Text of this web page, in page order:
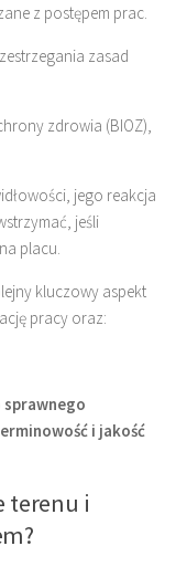
z postępem prac.
zasad
zdrowia (BIOZ),
jego reakcja
jeśli
placu.
kluczowy aspekt
pracy oraz:
i jakość
terenu i